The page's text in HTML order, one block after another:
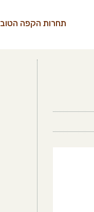
תחרות הקפה הטוב